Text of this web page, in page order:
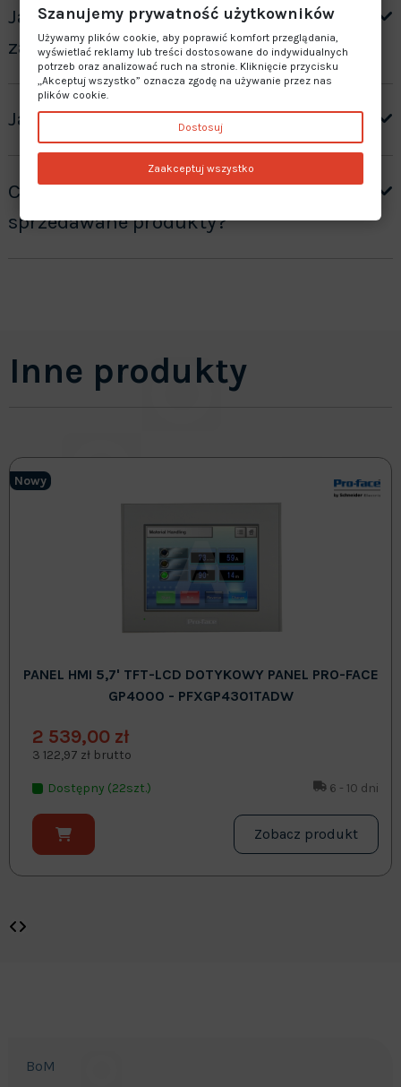
Jak otrzymać wycenę produktów ”na
zamówienie”?
Jaki jest czas realizacji zamówienia?
Czy oferujecie gwarancję na
sprzedawane produkty?
Inne produkty
Nowy
PANEL HMI 5,7' TFT-LCD DOTYKOWY PANEL PRO-FACE
GP4000 - PFXGP4301TADW
2 539,00 zł
3 122,97 zł brutto
Dostępny (22szt.) 6 - 10 dni
Zobacz produkt
BoM
Szanujemy prywatność użytkowników
Używamy plików cookie, aby poprawić komfort przeglądania,
wyświetlać reklamy lub treści dostosowane do indywidualnych
potrzeb oraz analizować ruch na stronie. Kliknięcie przycisku
„Akceptuj wszystko” oznacza zgodę na używanie przez nas
plików cookie.
Dostosuj
Zaakceptuj wszystko